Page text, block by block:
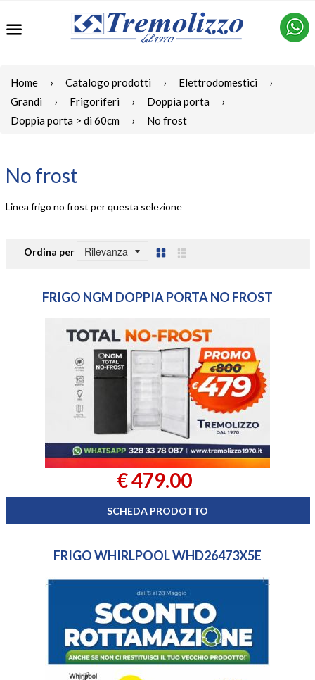
Home › Catalogo prodotti › Elettrodomestici
›
Grandi
› Frigoriferi › Doppia porta
›
Doppia porta > di 60cm
› No frost
No frost
Linea frigo no frost per questa selezione
Ordina per
GrigliaLista
FRIGO NGM DOPPIA PORTA NO FROST
€ 479.00
SCHEDA PRODOTTO
FRIGO WHIRLPOOL WHD26473X5E